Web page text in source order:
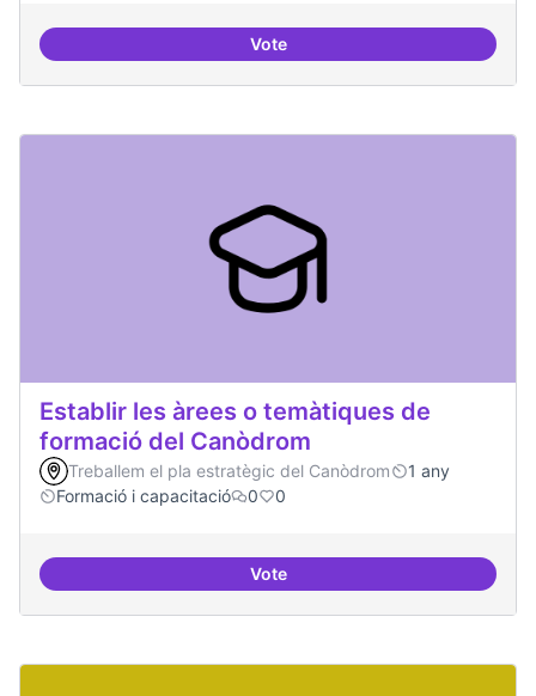
VoteEspais oberts i cuidats
Establir les àrees o temàtiques de
formació del Canòdrom
Treballem el pla estratègic del Canòdrom
1 any
Formació i capacitació
0 0
VoteEstablir les àrees o temàtiques